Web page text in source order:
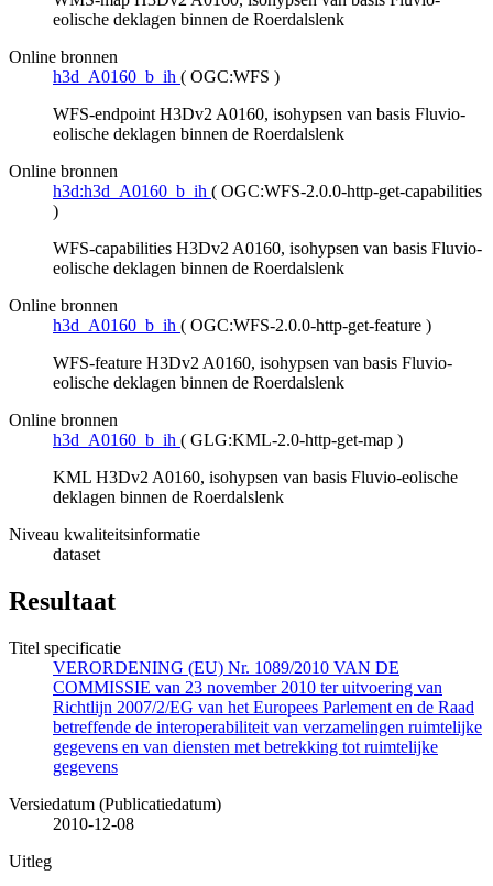
eolische deklagen binnen de Roerdalslenk
Online bronnen
h3d_A0160_b_ih ( OGC:WFS )
WFS-endpoint H3Dv2 A0160, isohypsen van basis Fluvio-
eolische deklagen binnen de Roerdalslenk
Online bronnen
h3d:h3d_A0160_b_ih ( OGC:WFS-2.0.0-http-get-capabilities
)
WFS-capabilities H3Dv2 A0160, isohypsen van basis Fluvio-
eolische deklagen binnen de Roerdalslenk
Online bronnen
h3d_A0160_b_ih ( OGC:WFS-2.0.0-http-get-feature )
WFS-feature H3Dv2 A0160, isohypsen van basis Fluvio-
eolische deklagen binnen de Roerdalslenk
Online bronnen
h3d_A0160_b_ih ( GLG:KML-2.0-http-get-map )
KML H3Dv2 A0160, isohypsen van basis Fluvio-eolische
deklagen binnen de Roerdalslenk
Niveau kwaliteitsinformatie
dataset
Resultaat
Titel specificatie
VERORDENING (EU) Nr. 1089/2010 VAN DE
COMMISSIE van 23 november 2010 ter uitvoering van
Richtlijn 2007/2/EG van het Europees Parlement en de Raad
betreffende de interoperabiliteit van verzamelingen ruimtelijke
gegevens en van diensten met betrekking tot ruimtelijke
gegevens
Versiedatum (Publicatiedatum)
2010-12-08
Uitleg